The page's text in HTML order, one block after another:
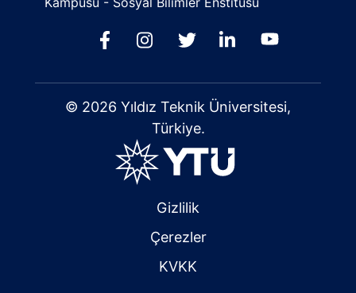
© 2026 Yıldız Teknik Üniversitesi,
Türkiye.
Gizlilik
Çerezler
KVKK